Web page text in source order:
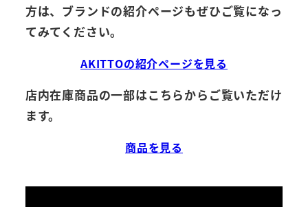
方は、ブランドの紹介ページもぜひご覧になっ
てみてください。
AKITTOの紹介ページを見る
店内在庫商品の一部はこちらからご覧いただけ
ます。
商品を見る